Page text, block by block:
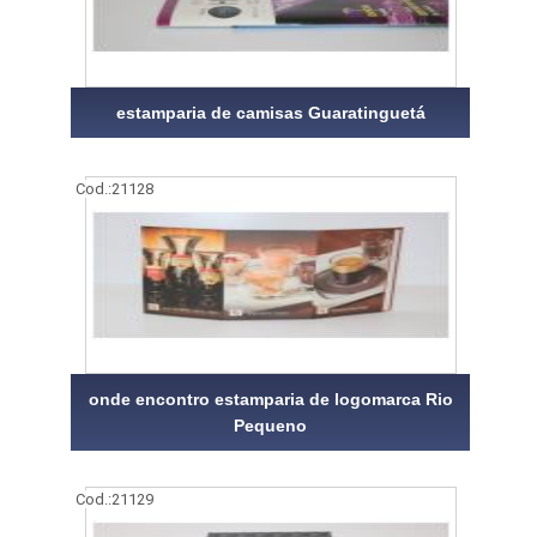
estamparia de camisas Guaratinguetá
Cod.:21128
onde encontro estamparia de logomarca Rio
Pequeno
Cod.:21129